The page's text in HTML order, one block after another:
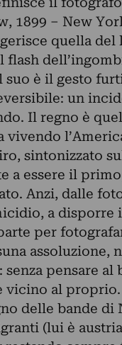
1899 – New
quella
flash
è il gesto
un
Il regno è
vivendo
sintonizzato
a essere il
Anzi, dalle
a disporre
per
assoluzione,
senza pensare
vicino al
delle bande di
(lui è